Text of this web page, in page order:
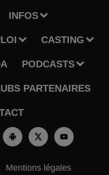
INFOS
CASTING
PODCASTS
PARTENAIRES
Mentions légales